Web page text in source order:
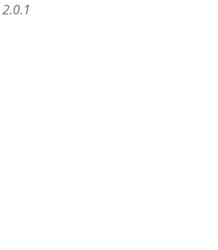
2.0.1